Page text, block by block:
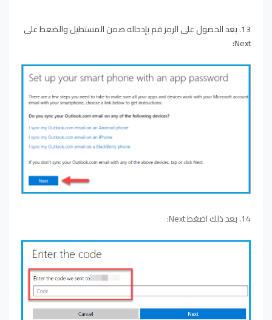
13. بعد الحصول على الرمز قم بإدخاله ضمن المستطيل والضغط على
Next:
14. بعد ذلك اضغط Next: